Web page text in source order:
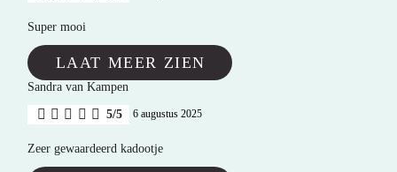
Super mooi
LAAT MEER ZIEN
Sandra van Kampen
5/5 6 augustus 2025
Zeer gewaardeerd kadootje